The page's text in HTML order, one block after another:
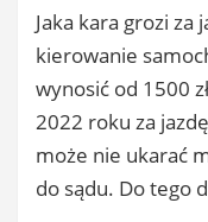
Jaka kara grozi za
kierowanie
wynosić od 1500
2022 roku za
może nie ukarać
do sądu. Do tego